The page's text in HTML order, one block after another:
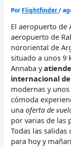
Por Flightfinder/
El aeropuerto de
aeropuerto de
nororiental de
situado a unos 9
Annaba yatiende
internacional
modernas y
cómoda
unaoferta de
por varias de las
Todas las
para hoy y